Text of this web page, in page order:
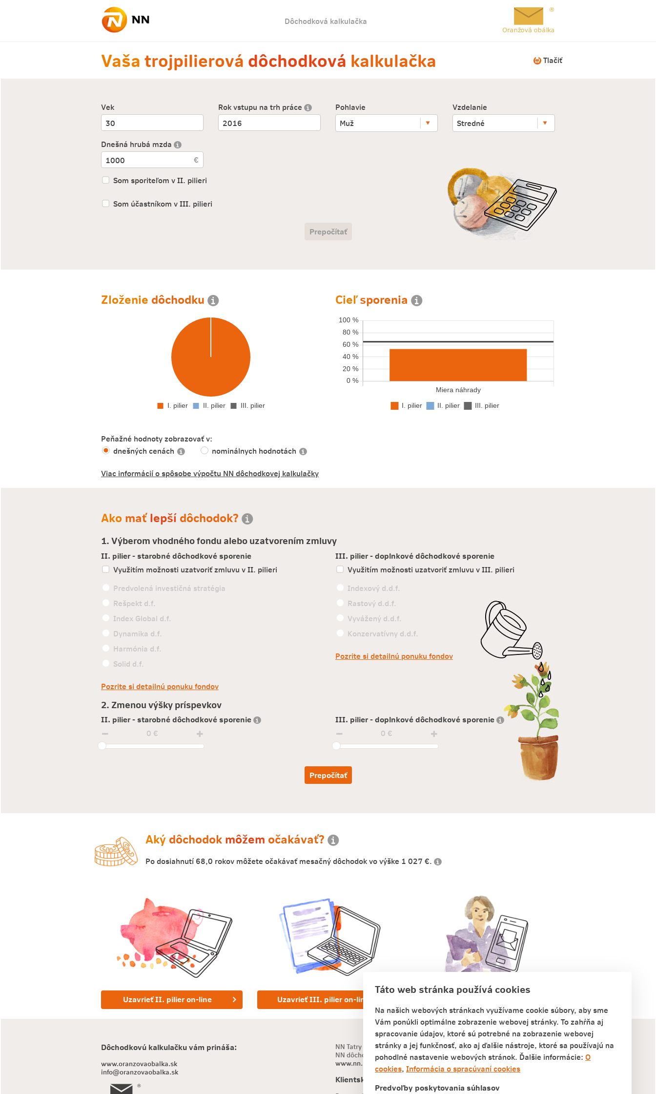
Dôchodková kalkulačka
Vaša trojpilierová dôchodková kalkulačka Tlačiť
Vek Rok vstupu na trh práce Pohlavie Vzdelanie
Dnešná hrubá mzda
Som sporiteľom v II. pilieri
Som účastníkom v III. pilieri
Prepočítať
Zloženie dôchodku Cieľ sporenia
Peňažné hodnoty zobrazovať v:
dnešných cenách
nominálnych hodnotách
Viac informácií o spôsobe výpočtu NN dôchodkovej kalkulačky
Ako mať lepší dôchodok?
1. Výberom vhodného fondu alebo uzatvorením zmluvy
II. pilier - starobné dôchodkové sporenie
Využitím možnosti uzatvoriť zmluvu v II. pilieri
Predvolená investičná stratégia
Rešpekt d.f.
Index Global d.f.
Dynamika d.f.
Harmónia d.f.
Solid d.f.
Pozrite si detailnú ponuku fondov
III. pilier - doplnkové dôchodkové sporenie
Využitím možnosti uzatvoriť zmluvu v III. pilieri
Indexový d.d.f.
Rastový d.d.f.
Vyvážený d.d.f.
Konzervatívny d.d.f.
Pozrite si detailnú ponuku fondov
2. Zmenou výšky príspevkov
II. pilier - starobné dôchodkové sporenie
0 €
III. pilier - doplnkové dôchodkové sporenie
0 €
Prepočítať
Aký dôchodok môžem očakávať?
Po dosiahnutí 68,0 rokov môžete očakávať mesačný dôchodok vo výške 1 027 €.
Uzavrieť II. pilier on-line Uzavrieť III. pilier on-line
Dôchodkovú kalkulačku vám prináša:
www.oranzovaobalka.sk
info@oranzovaobalka.sk
NN Tatry - Sympatia, d.d.s., a.s.
NN dôchodková správcovská spoločnosť, a.s.
www.nn.sk
Klientska linka
Táto web stránka používá cookies
Na našich webových stránkach využívame cookie súbory, aby sme
Vám ponúkli optimálne zobrazenie webovej stránky. To zahŕňa aj
spracovanie údajov, ktoré sú potrebné na zobrazenie webovej
stránky a jej funkčnosť, ako aj ďalšie nástroje, ktoré sa používajú na
pohodlné nastavenie webových stránok. Ďalšie informácie: O
cookies, Informácia o spracúvaní cookies
Predvoľby poskytovania súhlasov